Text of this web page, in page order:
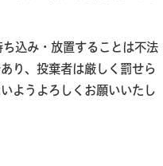
込み・放置することは不法
り、投棄者は厳しく罰せら
ようよろしくお願いいたし